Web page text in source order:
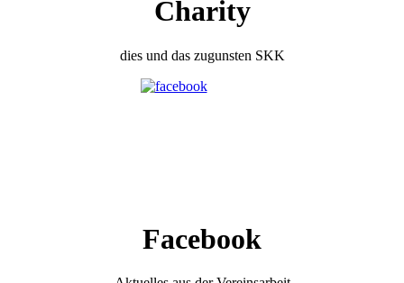
Charity
dies und das zugunsten SKK
Facebook